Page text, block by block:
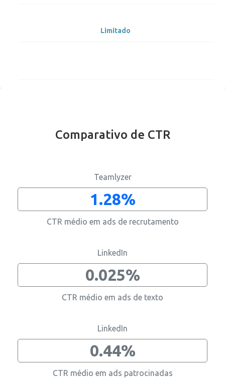
Recrutamento
Gestão de página
Limitado
Reviews
Apenas direitos de reposta
Cultura
Business intelligence
Comunicação
Comparativo de CTR
Teamlyzer
1.28%
CTR médio em ads de recrutamento
LinkedIn
0.025%
CTR médio em ads de texto
LinkedIn
0.44%
CTR médio em ads patrocinadas